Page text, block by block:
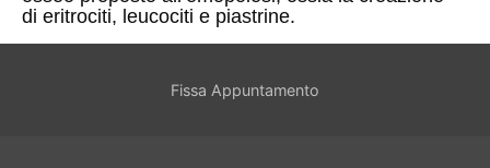
di eritrociti, leucociti e piastrine.
Fissa Appuntamento